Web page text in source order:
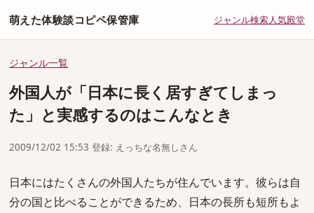
萌えた体験談コピペ保管庫 ジャンル検索人気殿堂
ジャンル一覧
外国人が「日本に長く居すぎてしまっ
た」と実感するのはこんなとき
2009/12/02 15:53 登録: えっちな名無しさん
日本にはたくさんの外国人たちが住んでいます。彼らは自
分の国と比べることができるため、日本の長所も短所もよ